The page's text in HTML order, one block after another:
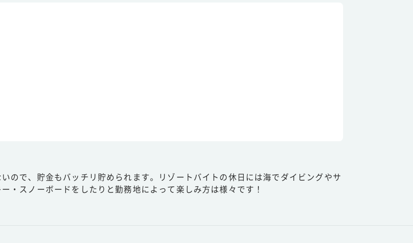
ので、貯金もバッチリ貯められます。リゾートバイトの休日には海でダイビングやサ
・スノーボードをしたりと勤務地によって楽しみ方は様々です！